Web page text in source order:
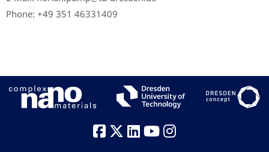
Phone: +49 351 46331409